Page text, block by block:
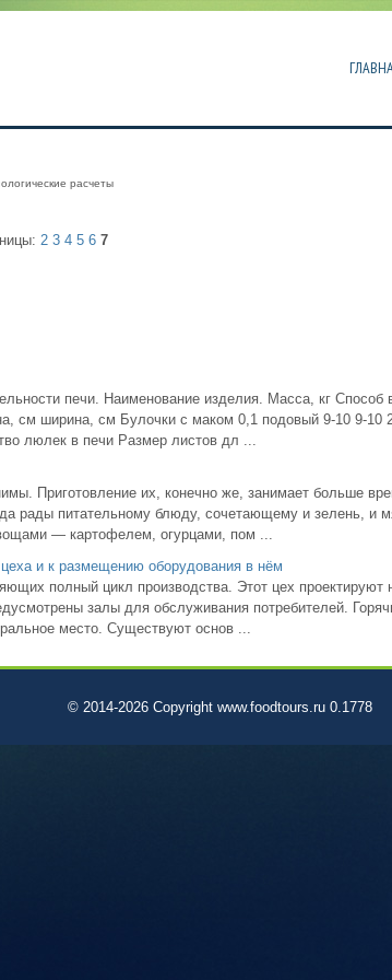
расчеты
2 3 4 5 6 7
печи. Наименование изделия. Масса, кг Способ
см ширина, см Булочки с маком 0,1 подовый 9-10 9-10
люлек в печи Размер листов дл ...
Приготовление их, конечно же, занимает больше
рады питательному блюду, сочетающему и зелень, и
— картофелем, огурцами, пом ...
и к размещению оборудования в нём
полный цикл производства. Этот цех проектируют
залы для обслуживания потребителей.
место. Существуют основ ...
© 2014-2026 Copyright www.foodtours.ru 0.1778